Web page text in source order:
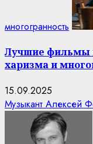
многогранность
Лучшие фильмы
харизма и
15.09.2025
Музыкант Алексей